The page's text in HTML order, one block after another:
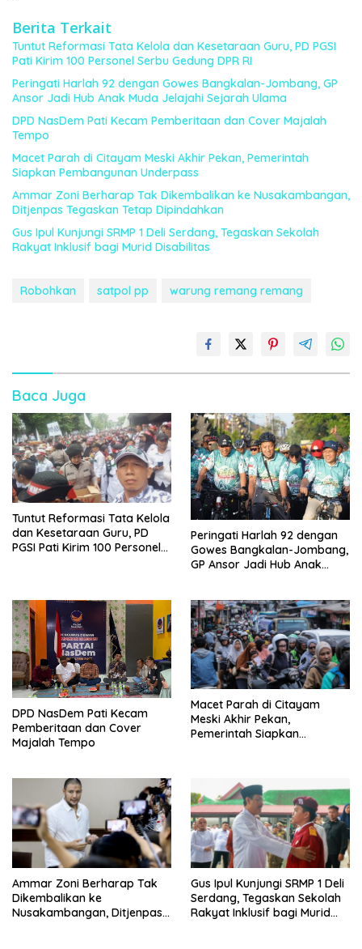
Berita Terkait
Tuntut Reformasi Tata Kelola dan Kesetaraan Guru, PD PGSI
Pati Kirim 100 Personel Serbu Gedung DPR RI
Peringati Harlah 92 dengan Gowes Bangkalan-Jombang, GP
Ansor Jadi Hub Anak Muda Jelajahi Sejarah Ulama
DPD NasDem Pati Kecam Pemberitaan dan Cover Majalah
Tempo
Macet Parah di Citayam Meski Akhir Pekan, Pemerintah
Siapkan Pembangunan Underpass
Ammar Zoni Berharap Tak Dikembalikan ke Nusakambangan,
Ditjenpas Tegaskan Tetap Dipindahkan
Gus Ipul Kunjungi SRMP 1 Deli Serdang, Tegaskan Sekolah
Rakyat Inklusif bagi Murid Disabilitas
Robohkan satpol pp warung remang remang
Baca Juga
Tuntut Reformasi Tata Kelola
dan Kesetaraan Guru, PD
PGSI Pati Kirim 100 Personel
Peringati Harlah 92 dengan
Gowes Bangkalan-Jombang,
GP Ansor Jadi Hub Anak
DPD NasDem Pati Kecam
Pemberitaan dan Cover
Majalah Tempo
Macet Parah di Citayam
Meski Akhir Pekan,
Pemerintah Siapkan
Ammar Zoni Berharap Tak
Dikembalikan ke
Nusakambangan, Ditjenpas
Gus Ipul Kunjungi SRMP 1 Deli
Serdang, Tegaskan Sekolah
Rakyat Inklusif bagi Murid